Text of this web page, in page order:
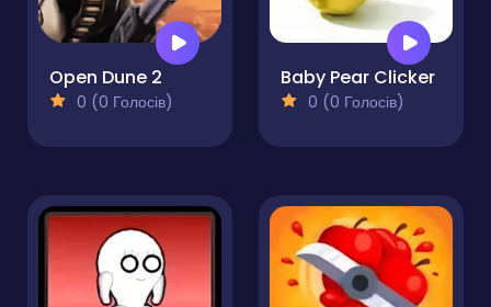
Open Dune 2
0 (0 Голосів)
Baby Pear Clicker
0 (0 Голосів)